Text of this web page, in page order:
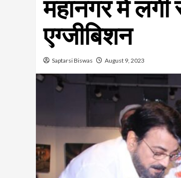
महानगर में लगी
एग्जीबिशन
Saptarsi Biswas August 9, 2023